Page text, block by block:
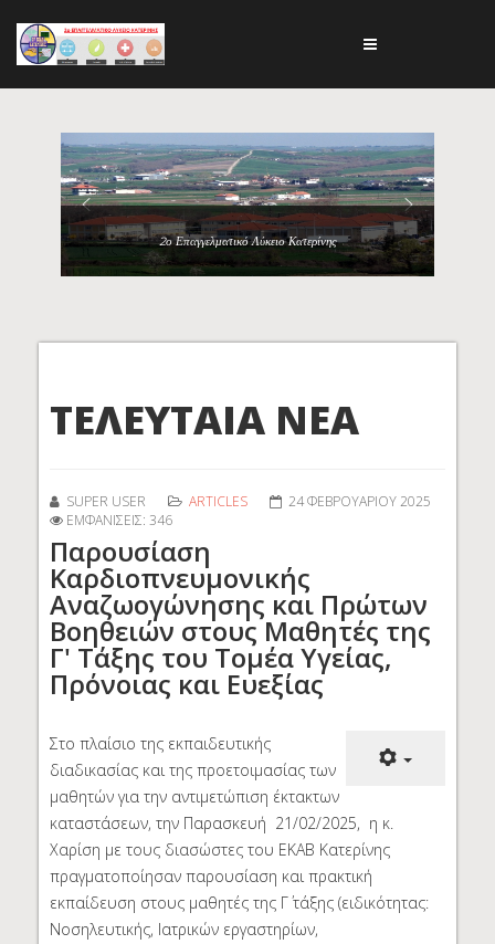
2ο Επαγγελματικό Λύκειο Κατερίνης
ΤΕΛΕΥΤΑΙΑ ΝΕΑ
SUPER USER ARTICLES
24 ΦΕΒΡΟΥΑΡΊΟΥ 2025
ΕΜΦΑΝΊΣΕΙΣ: 346
Παρουσίαση
Καρδιοπνευμονικής
Αναζωογώνησης και Πρώτων
Βοηθειών στους Μαθητές της
Γ' Τάξης του Τομέα Υγείας,
Πρόνοιας και Ευεξίας
Στο πλαίσιο της εκπαιδευτικής
διαδικασίας και της προετοιμασίας των
μαθητών για την αντιμετώπιση έκτακτων
καταστάσεων, την Παρασκευή 21/02/2025, η κ.
Χαρίση με τους διασώστες του ΕΚΑΒ Κατερίνης
πραγματοποίησαν παρουσίαση και πρακτική
εκπαίδευση στους μαθητές της Γ΄ τάξης (ειδικότητας:
Νοσηλευτικής, Ιατρικών εργαστηρίων,